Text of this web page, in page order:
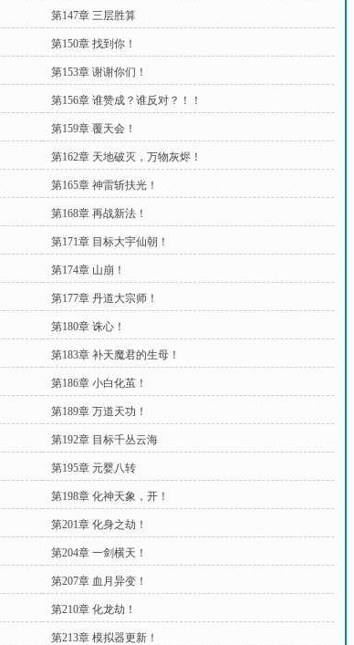
第147章 三层胜算
第150章 找到你！
第153章 谢谢你们！
第156章 谁赞成？谁反对？！！
第159章 覆天会！
第162章 天地破灭，万物灰烬！
第165章 神雷斩扶光！
第168章 再战新法！
第171章 目标大宇仙朝！
第174章 山崩！
第177章 丹道大宗师！
第180章 诛心！
第183章 补天魔君的生母！
第186章 小白化茧！
第189章 万道天功！
第192章 目标千丛云海
第195章 元婴八转
第198章 化神天象，开！
第201章 化身之劫！
第204章 一剑横天！
第207章 血月异变！
第210章 化龙劫！
第213章 模拟器更新！